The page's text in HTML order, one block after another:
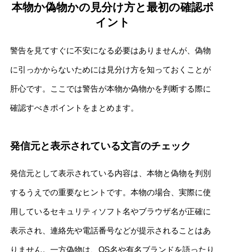
本物か偽物かの見分け方と最初の確認ポ
イント
警告を見てすぐに不安になる必要はありませんが、偽物
に引っかからないためには見分け方を知っておくことが
肝心です。ここでは警告が本物か偽物かを判断する際に
確認すべきポイントをまとめます。
発信元と表示されている文言のチェック
発信元として表示されている内容は、本物と偽物を判別
するうえでの重要なヒントです。本物の場合、実際に使
用しているセキュリティソフト名やブラウザ名が正確に
表示され、連絡先や電話番号などが提示されることはあ
りません。一方偽物は、OS名や有名ブランドを語ったり